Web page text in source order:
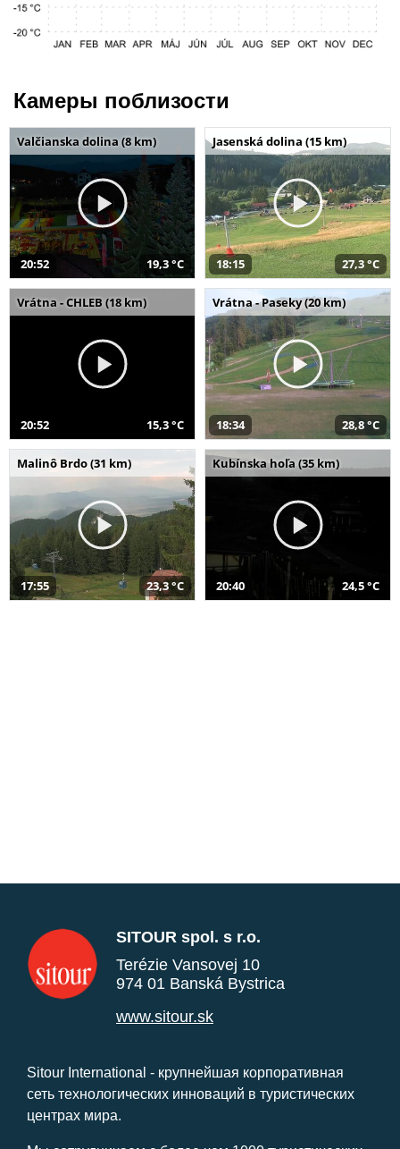
Камеры поблизости
Valčianska dolina (8 km)
20:52 19,3 °C
Jasenská dolina (15 km)
18:15 27,3 °C
Vrátna - CHLEB (18 km)
20:52 15,3 °C
Vrátna - Paseky (20 km)
18:34 28,8 °C
Malinô Brdo (31 km)
17:55 23,3 °C
Kubínska hoľa (35 km)
20:40 24,5 °C
SITOUR spol. s r.o.
Terézie Vansovej 10
974 01 Banská Bystrica
www.sitour.sk
Sitour International - крупнейшая корпоративная
сеть технологических инноваций в туристических
центрах мира.